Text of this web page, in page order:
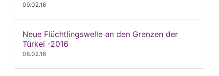
09.02.16
Neue Flüchtlingswelle an den Grenzen der
Türkei -2016
08.02.16